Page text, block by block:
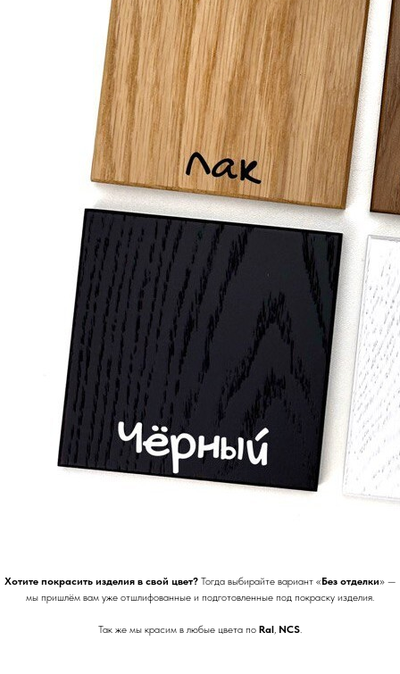
Хотите покрасить изделия в свой цвет? Тогда выбирайте вариант «Без отделки» —
мы пришлём вам уже отшлифованные и подготовленные под покраску изделия.
Так же мы красим в любые цвета по Ral NCS